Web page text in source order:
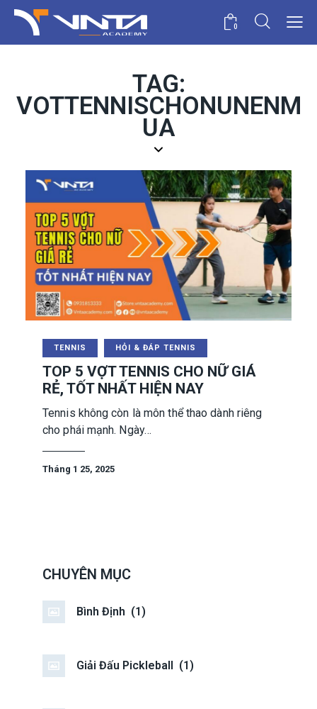
0
TAG:
VOTTENNISCHONUNENM
UA
TENNIS HỎI & ĐÁP TENNIS
TOP 5 VỢT TENNIS CHO NỮ GIÁ
RẺ, TỐT NHẤT HIỆN NAY
Tennis không còn là môn thể thao dành riêng
cho phái mạnh. Ngày…
Tháng 1 25, 2025
CHUYÊN MỤC
Bình Định (1)
Giải Đấu Pickleball (1)